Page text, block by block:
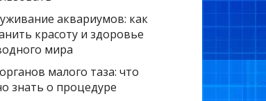
аквариумов: как
красоту и здоровье
мира
малого таза: что
знать о процедуре